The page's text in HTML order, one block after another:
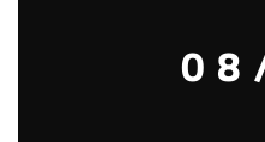
Payement à la réception de